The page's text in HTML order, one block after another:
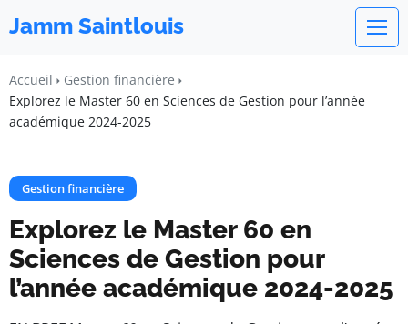
Jamm Saintlouis
Accueil
Gestion financière
Explorez le Master 60 en Sciences de Gestion pour l’année
académique 2024-2025
Gestion financière
Explorez le Master 60 en
Sciences de Gestion pour
l’année académique 2024-2025